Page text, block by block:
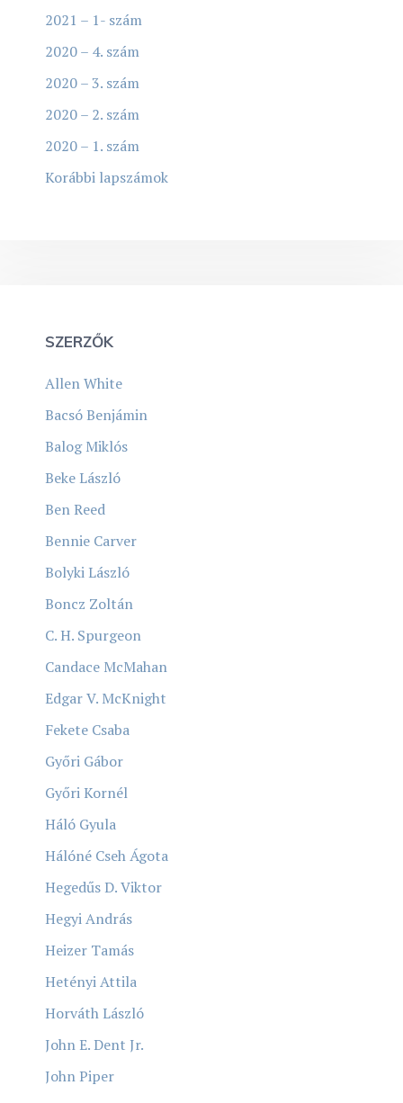
2021 – 1- szám
2020 – 4. szám
2020 – 3. szám
2020 – 2. szám
2020 – 1. szám
Korábbi lapszámok
SZERZŐK
Allen White
Bacsó Benjámin
Balog Miklós
Beke László
Ben Reed
Bennie Carver
Bolyki László
Boncz Zoltán
C. H. Spurgeon
Candace McMahan
Edgar V. McKnight
Fekete Csaba
Győri Gábor
Győri Kornél
Háló Gyula
Hálóné Cseh Ágota
Hegedűs D. Viktor
Hegyi András
Heizer Tamás
Hetényi Attila
Horváth László
John E. Dent Jr.
John Piper